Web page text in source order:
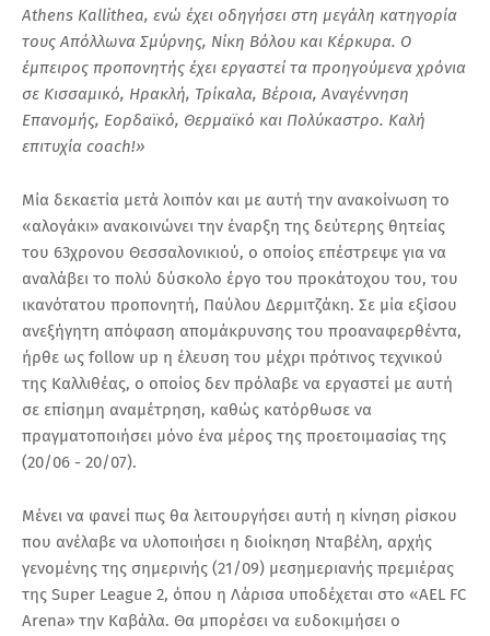
Athens Kallithea, ενώ έχει οδηγήσει στη μεγάλη κατηγορία
τους Απόλλωνα Σμύρνης, Νίκη Βόλου και Κέρκυρα. Ο
έμπειρος προπονητής έχει εργαστεί τα προηγούμενα χρόνια
σε Κισσαμικό, Ηρακλή, Τρίκαλα, Βέροια, Αναγέννηση
Επανομής, Εορδαϊκό, Θερμαϊκό και Πολύκαστρο. Καλή
επιτυχία coach!»
Μία δεκαετία μετά λοιπόν και με αυτή την ανακοίνωση το
«αλογάκι» ανακοινώνει την έναρξη της δεύτερης θητείας
του 63χρονου Θεσσαλονικιού, ο οποίος επέστρεψε για να
αναλάβει το πολύ δύσκολο έργο του προκάτοχου του, του
ικανότατου προπονητή, Παύλου Δερμιτζάκη. Σε μία εξίσου
ανεξήγητη απόφαση απομάκρυνσης του προαναφερθέντα,
ήρθε ως follow up η έλευση του μέχρι πρότινος τεχνικού
της Καλλιθέας, ο οποίος δεν πρόλαβε να εργαστεί με αυτή
σε επίσημη αναμέτρηση, καθώς κατόρθωσε να
πραγματοποιήσει μόνο ένα μέρος της προετοιμασίας της
(20/06 - 20/07).
Μένει να φανεί πως θα λειτουργήσει αυτή η κίνηση ρίσκου
που ανέλαβε να υλοποιήσει η διοίκηση Νταβέλη, αρχής
γενομένης της σημερινής (21/09) μεσημεριανής πρεμιέρας
της Super League 2, όπου η Λάρισα υποδέχεται στο «AEL FC
Arena» την Καβάλα. Θα μπορέσει να ευδοκιμήσει ο